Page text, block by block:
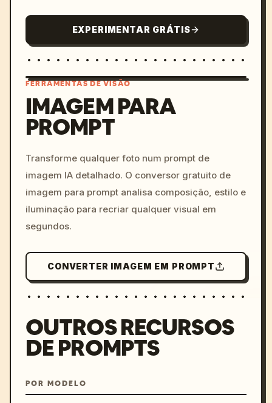
EXPERIMENTAR GRÁTIS
colors, 8k --v 6.0
FERRAMENTAS DE VISÃO
IMAGEM PARA
PROMPT
Transforme qualquer foto num prompt de
imagem IA detalhado. O conversor gratuito de
imagem para prompt analisa composição, estilo e
iluminação para recriar qualquer visual em
segundos.
CONVERTER IMAGEM EM PROMPT
OUTROS RECURSOS
DE PROMPTS
POR MODELO